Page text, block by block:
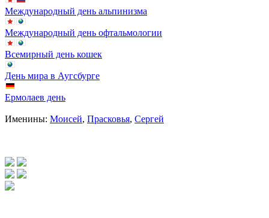
Международный день альпинизма
Международный день офтальмологии
Всемирный день кошек
День мира в Аугсбурге
Ермолаев день
Именины: Моисей, Прасковья, Сергей